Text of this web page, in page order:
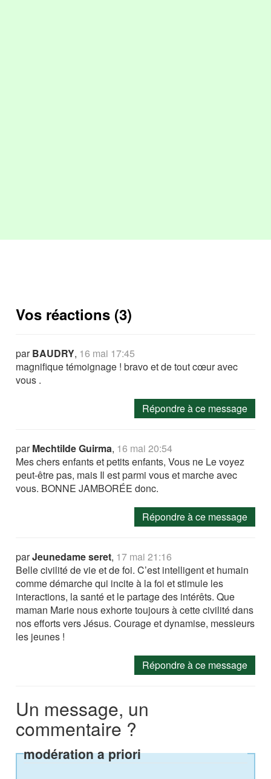
Vos réactions (3)
parBAUDRY, 16 mai 17:45
magnifique témoignage ! bravo et de tout cœur avec
vous .
Répondre à ce message
parMechtilde Guirma, 16 mai 20:54
Mes chers enfants et petits enfants, Vous ne Le voyez
peut-être pas, mais Il est parmi vous et marche avec
vous. BONNE JAMBORÉE donc.
Répondre à ce message
parJeunedame seret, 17 mai 21:16
Belle civilité de vie et de foi. C’est intelligent et humain
comme démarche qui incite à la foi et stimule les
interactions, la santé et le partage des intérêts. Que
maman Marie nous exhorte toujours à cette civilité dans
nos efforts vers Jésus. Courage et dynamise, messieurs
les jeunes !
Répondre à ce message
Un message, un
commentaire ?
modération a priori